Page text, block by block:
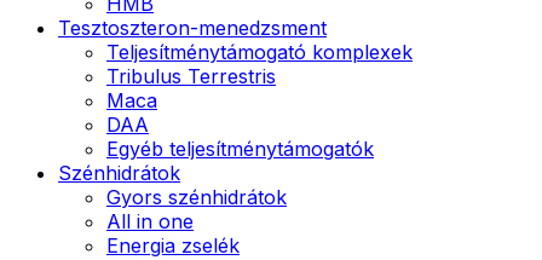
Tesztoszteron-menedzsment
Teljesítménytámogató komplexek
Tribulus Terrestris
Maca
DAA
Egyéb teljesítménytámogatók
Szénhidrátok
Gyors szénhidrátok
All in one
Energia zselék